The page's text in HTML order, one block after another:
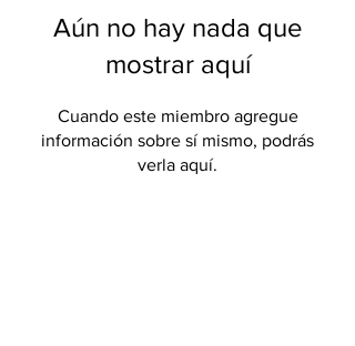
Aún no hay nada que
mostrar aquí
Cuando este miembro agregue
información sobre sí mismo, podrás
verla aquí.